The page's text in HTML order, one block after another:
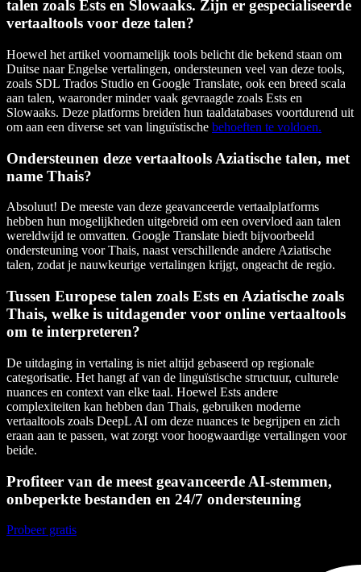
talen zoals Ests en Slowaaks. Zijn er gespecialiseerde
vertaaltools voor deze talen?
Hoewel het artikel voornamelijk tools belicht die bekend staan om
Duitse naar Engelse vertalingen, ondersteunen veel van deze tools,
zoals SDL Trados Studio en Google Translate, ook een breed scala
aan talen, waaronder minder vaak gevraagde zoals Ests en
Slowaaks. Deze platforms breiden hun taaldatabases voortdurend uit
om aan een diverse set van linguïstische behoeften te voldoen.
Ondersteunen deze vertaaltools Aziatische talen, met
name Thais?
Absoluut! De meeste van deze geavanceerde vertaalplatforms
hebben hun mogelijkheden uitgebreid om een overvloed aan talen
wereldwijd te omvatten. Google Translate biedt bijvoorbeeld
ondersteuning voor Thais, naast verschillende andere Aziatische
talen, zodat je nauwkeurige vertalingen krijgt, ongeacht de regio.
Tussen Europese talen zoals Ests en Aziatische zoals
Thais, welke is uitdagender voor online vertaaltools
om te interpreteren?
De uitdaging in vertaling is niet altijd gebaseerd op regionale
categorisatie. Het hangt af van de linguïstische structuur, culturele
nuances en context van elke taal. Hoewel Ests andere
complexiteiten kan hebben dan Thais, gebruiken moderne
vertaaltools zoals DeepL AI om deze nuances te begrijpen en zich
eraan aan te passen, wat zorgt voor hoogwaardige vertalingen voor
beide.
Profiteer van de meest geavanceerde AI-stemmen,
onbeperkte bestanden en 24/7 ondersteuning
Probeer gratis